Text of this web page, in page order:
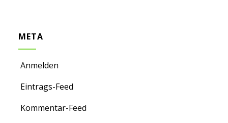
META
Anmelden
Eintrags-Feed
Kommentar-Feed